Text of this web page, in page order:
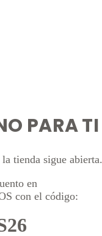
PARA TI
tienda sigue abierta.
en
con el código: